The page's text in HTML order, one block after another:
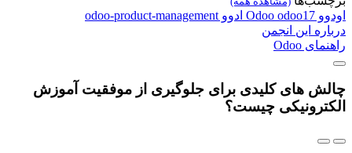
اودوو Odoo odoo17 ادوو odoo-product-management
درباره این انجمن
راهنمای Odoo
چالش های کلیدی برای جلوگیری از موفقیت آموزش
الکترونیکی چیست؟